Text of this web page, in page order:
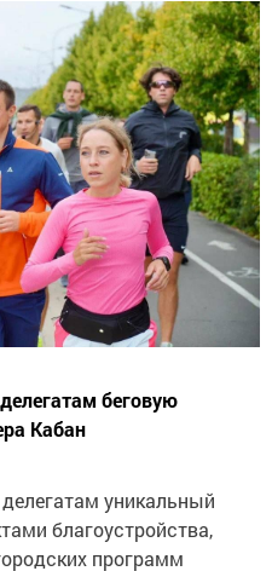
беговую
Кабан
уникальный
благоустройства,
программ